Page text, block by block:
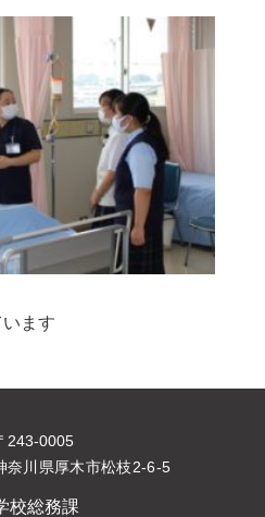
ます
243-0005
奈川県厚木市松枝2-6-5
校総務課